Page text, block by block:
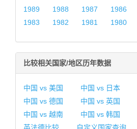
1989
1988 1987 1986
1983
1982 1981 1980
比较相关国家/地区历年数据
中国 vs 美国 中国 vs 日本
中国 vs 德国
中国 vs 英国
中国 vs 越南
中国 vs 韩国